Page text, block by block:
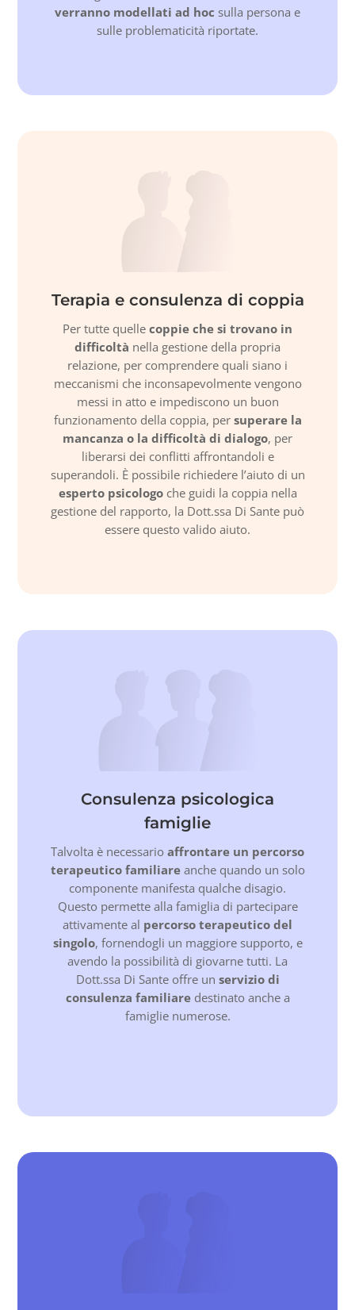
verranno modellati ad hoc sulla persona e
sulle problematicità riportate.
Terapia e consulenza di coppia
Per tutte quelle coppie che si trovano in
difficoltà nella gestione della propria
relazione, per comprendere quali siano i
meccanismi che inconsapevolmente vengono
messi in atto e impediscono un buon
funzionamento della coppia, per superare la
mancanza o la difficoltà di dialogo, per
liberarsi dei conflitti affrontandoli e
superandoli. È possibile richiedere l’aiuto di un
esperto psicologoche guidi la coppia nella
gestione del rapporto, la Dott.ssa Di Sante può
essere questo valido aiuto.
Consulenza psicologica
famiglie
Talvolta è necessario affrontare un percorso
terapeutico familiareanche quando un solo
componente manifesta qualche disagio.
Questo permette alla famiglia di partecipare
attivamente al percorso terapeutico del
singolo, fornendogli un maggiore supporto, e
avendo la possibilità di giovarne tutti. La
Dott.ssa Di Sante offre un servizio di
consulenza familiare destinato anche a
famiglie numerose.